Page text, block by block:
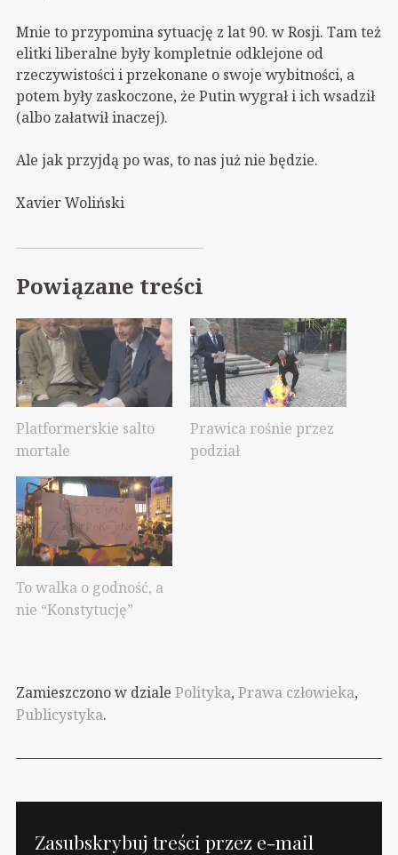
Mnie to przypomina sytuację z lat 90. w Rosji. Tam też
elitki liberalne były kompletnie odklejone od
rzeczywistości i przekonane o swoje wybitności, a
potem były zaskoczone, że Putin wygrał i ich wsadził
(albo załatwił inaczej).
Ale jak przyjdą po was, to nas już nie będzie.
Xavier Woliński
Powiązane treści
Platformerskie salto
mortale
Prawica rośnie przez
podział
To walka o godność, a
nie “Konstytucję”
Zamieszczono w dziale Polityka, Prawa człowieka,
Publicystyka.
Zasubskrybuj treści przez e-mail